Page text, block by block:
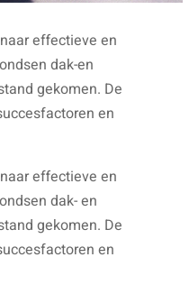
effectieve en
dak-en
gekomen. De
en
effectieve en
dak- en
gekomen. De
en